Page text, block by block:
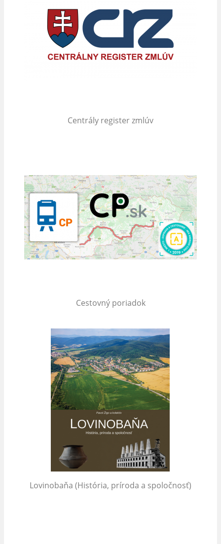
Centrály register zmlúv
Cestovný poriadok
Lovinobaňa (História, príroda a spoločnosť)